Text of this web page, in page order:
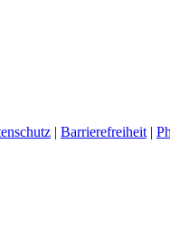
| Barrierefreiheit |